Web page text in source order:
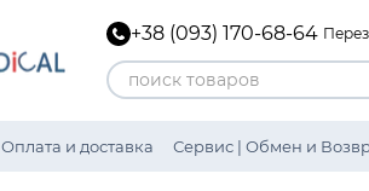
+38 (093) 170-68-64
Оплата и доставка Сервис | Обмен и